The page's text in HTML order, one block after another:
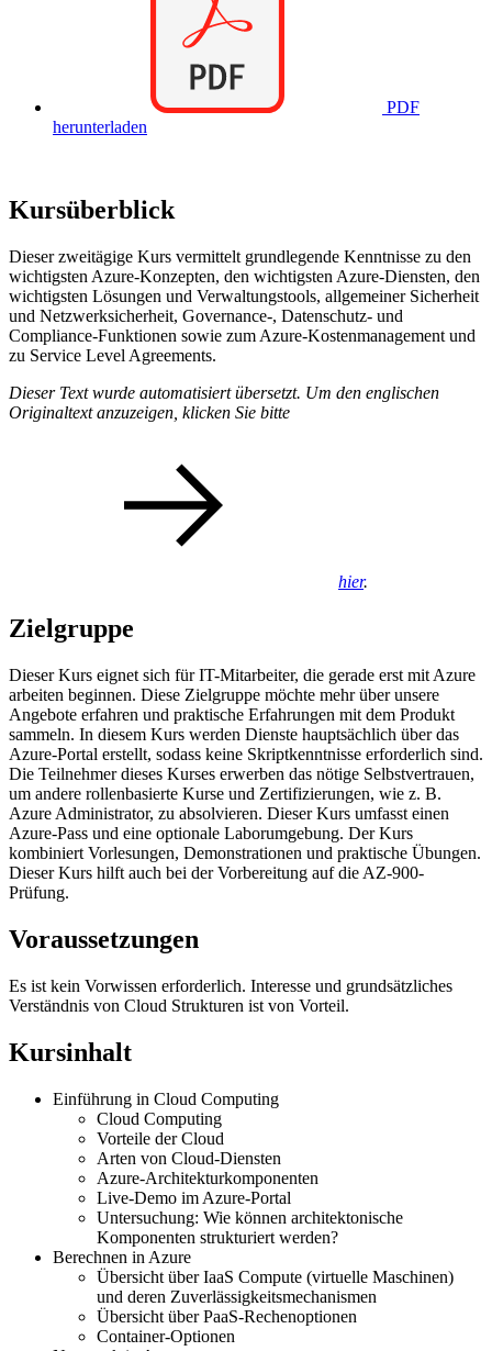
PDF
herunterladen
Kursüberblick
Dieser zweitägige Kurs vermittelt grundlegende Kenntnisse zu den
wichtigsten Azure-Konzepten, den wichtigsten Azure-Diensten, den
wichtigsten Lösungen und Verwaltungstools, allgemeiner Sicherheit
und Netzwerksicherheit, Governance-, Datenschutz- und
Compliance-Funktionen sowie zum Azure-Kostenmanagement und
zu Service Level Agreements.
Dieser Text wurde automatisiert übersetzt. Um den englischen
Originaltext anzuzeigen, klicken Sie bitte
hier.
Zielgruppe
Dieser Kurs eignet sich für IT-Mitarbeiter, die gerade erst mit Azure
arbeiten beginnen. Diese Zielgruppe möchte mehr über unsere
Angebote erfahren und praktische Erfahrungen mit dem Produkt
sammeln. In diesem Kurs werden Dienste hauptsächlich über das
Azure-Portal erstellt, sodass keine Skriptkenntnisse erforderlich sind.
Die Teilnehmer dieses Kurses erwerben das nötige Selbstvertrauen,
um andere rollenbasierte Kurse und Zertifizierungen, wie z. B.
Azure Administrator, zu absolvieren. Dieser Kurs umfasst einen
Azure-Pass und eine optionale Laborumgebung. Der Kurs
kombiniert Vorlesungen, Demonstrationen und praktische Übungen.
Dieser Kurs hilft auch bei der Vorbereitung auf die AZ-900-
Prüfung.
Voraussetzungen
Es ist kein Vorwissen erforderlich. Interesse und grundsätzliches
Verständnis von Cloud Strukturen ist von Vorteil.
Kursinhalt
Einführung in Cloud Computing
Cloud Computing
Vorteile der Cloud
Arten von Cloud-Diensten
Azure-Architekturkomponenten
Live-Demo im Azure-Portal
Untersuchung: Wie können architektonische
Komponenten strukturiert werden?
Berechnen in Azure
Übersicht über IaaS Compute (virtuelle Maschinen)
und deren Zuverlässigkeitsmechanismen
Übersicht über PaaS-Rechenoptionen
Container-Optionen